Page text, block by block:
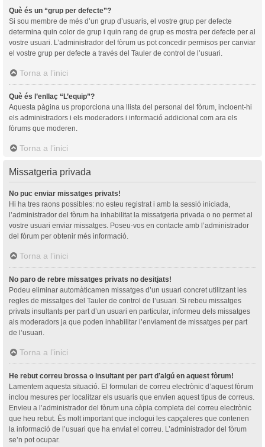
Què és un “grup per defecte”?
Si sou membre de més d’un grup d’usuaris, el vostre grup per defecte
determina quin color de grup i quin rang de grup es mostra per defecte per al
vostre usuari. L’administrador del fòrum us pot concedir permisos per canviar
el vostre grup per defecte a través del Tauler de control de l’usuari.
Torna a l’inici
Què és l’enllaç “L’equip”?
Aquesta pàgina us proporciona una llista del personal del fòrum, incloent-hi
els administradors i els moderadors i informació addicional com ara els
fòrums que moderen.
Torna a l’inici
Missatgeria privada
No puc enviar missatges privats!
Hi ha tres raons possibles: no esteu registrat i amb la sessió iniciada,
l’administrador del fòrum ha inhabilitat la missatgeria privada o no permet al
vostre usuari enviar missatges. Poseu-vos en contacte amb l’administrador
del fòrum per obtenir més informació.
Torna a l’inici
No paro de rebre missatges privats no desitjats!
Podeu eliminar automàticamen missatges d’un usuari concret utilitzant les
regles de missatges del Tauler de control de l’usuari. Si rebeu missatges
privats insultants per part d’un usuari en particular, informeu dels missatges
als moderadors ja que poden inhabilitar l’enviament de missatges per part
de l’usuari.
Torna a l’inici
He rebut correu brossa o insultant per part d’algú en aquest fòrum!
Lamentem aquesta situació. El formulari de correu electrònic d’aquest fòrum
inclou mesures per localitzar els usuaris que envien aquest tipus de correus.
Envieu a l’administrador del fòrum una còpia completa del correu electrònic
que heu rebut. És molt important que inclogui les capçaleres que contenen
la informació de l’usuari que ha enviat el correu. L’administrador del fòrum
se’n pot ocupar.